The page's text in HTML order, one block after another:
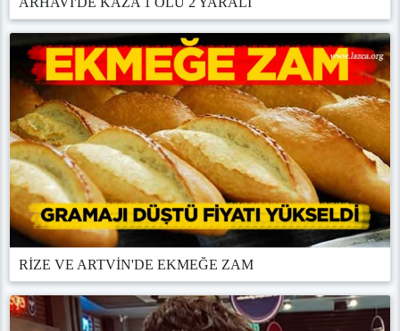
RİZE VE ARTVİN'DE EKMEĞE ZAM